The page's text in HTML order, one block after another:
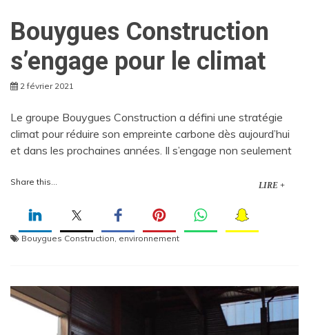
Bouygues Construction
s’engage pour le climat
2 février 2021
Le groupe Bouygues Construction a défini une stratégie
climat pour réduire son empreinte carbone dès aujourd’hui
et dans les prochaines années. Il s’engage non seulement
Share this... LIRE +
Bouygues Construction, environnement